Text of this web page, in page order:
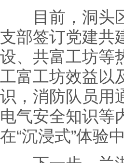
目前，洞头区
支部签订党建共
设、共富工坊等
工富工坊效益以
识，消防队员用
电气安全知识等
在“沉浸式”体验